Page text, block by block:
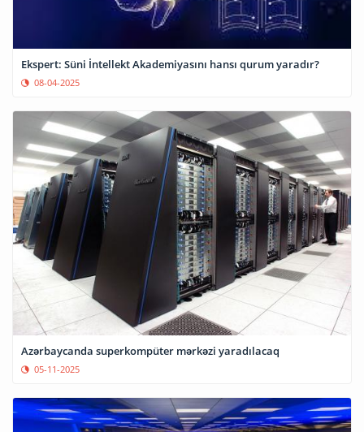
Ekspert: Süni İntellekt Akademiyasını hansı qurum yaradır?
08-04-2025
Azərbaycanda superkompüter mərkəzi yaradılacaq
05-11-2025